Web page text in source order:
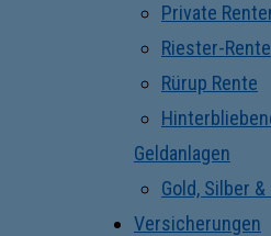
Private
Riester-Rente
Rürup Rente
Geldanlagen
Gold, Silber
Versicherungen